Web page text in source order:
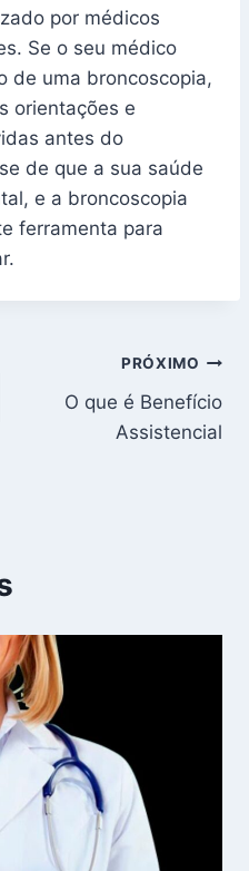
por médicos
Se o seu médico
de uma broncoscopia,
orientações e
antes do
de que a sua saúde
e a broncoscopia
ferramenta para
PRÓXIMO
O que é Benefício
Assistencial